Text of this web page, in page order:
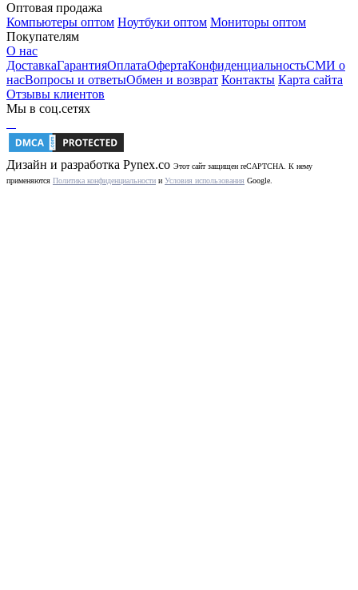
Оптовая продажа
Компьютеры оптом Ноутбуки оптом Мониторы оптом
Покупателям
О нас
ДоставкаГарантияОплатаОфертаКонфиденциальностьСМИ о
насВопросы и ответыОбмен и возврат Контакты Карта сайта
Отзывы клиентов
Мы в соц.сетях
Дизайн и разработка Pynex.co Этот сайт защищен reCAPTCHA. К нему
применяются Политика конфиденциальности и Условия использования Google.